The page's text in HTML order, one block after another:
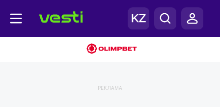
РЕКЛАМА